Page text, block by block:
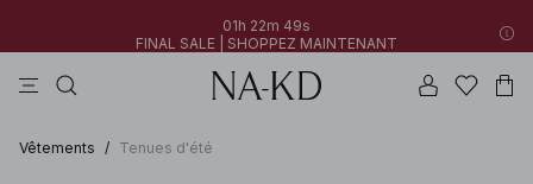
01h 22m 48s
FINAL SALE | SHOPPEZ MAINTENANT
01h 22m 48s
FINAL SALE | SHOPPEZ MAINTENANT
30% DE RÉDUCTION SUR TOUT | SHOPPEZ MAINTENANT
Vêtements / Tenues d'été